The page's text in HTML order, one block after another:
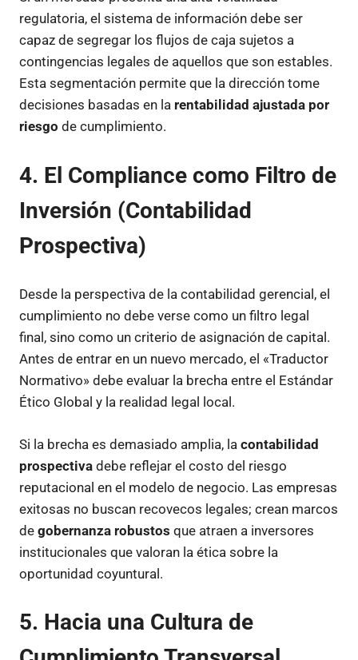
regulatoria, el sistema de información debe ser
capaz de segregar los flujos de caja sujetos a
contingencias legales de aquellos que son estables.
Esta segmentación permite que la dirección tome
decisiones basadas en la rentabilidad ajustada por
riesgo de cumplimiento.
4. El Compliance como Filtro de
Inversión (Contabilidad
Prospectiva)
Desde la perspectiva de la contabilidad gerencial, el
cumplimiento no debe verse como un filtro legal
final, sino como un criterio de asignación de capital.
Antes de entrar en un nuevo mercado, el «Traductor
Normativo» debe evaluar la brecha entre el Estándar
Ético Global y la realidad legal local.
Si la brecha es demasiado amplia, la contabilidad
prospectiva debe reflejar el costo del riesgo
reputacional en el modelo de negocio. Las empresas
exitosas no buscan recovecos legales; crean marcos
de gobernanza robustos que atraen a inversores
institucionales que valoran la ética sobre la
oportunidad coyuntural.
5. Hacia una Cultura de